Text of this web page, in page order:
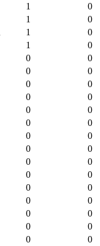
1
0
1
0
1
0
1
0
0
0
0
0
0
0
0
0
0
0
0
0
0
0
0
0
0
0
0
0
0
0
0
0
0
0
0
0
0
0